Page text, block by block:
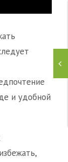
и удобной